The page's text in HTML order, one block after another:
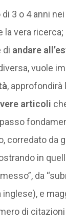
3 o 4 anni
vera
di andare
vuole
,
articoli
corredato da
in
da
e
di